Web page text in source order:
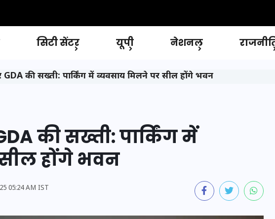
सिटी सेंटर यूपी नेशनल
GDA की सख्ती: पार्किंग में व्यवसाय मिलने पर सील होंगे भवन
की सख्ती: पार्किंग में
होंगे भवन
05:24 AM IST